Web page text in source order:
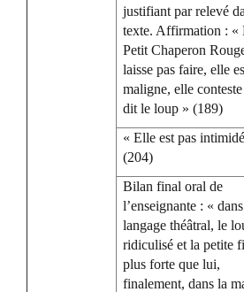
justifiant par relevé
texte. Affirmation : «
Petit Chaperon
laisse pas faire, elle
maligne, elle
dit le loup » (189)
« Elle est pas
(204)
Bilan final oral de
l’enseignante : «
langage théâtral, le
ridiculisé et la petite
plus forte que lui,
finalement, dans la